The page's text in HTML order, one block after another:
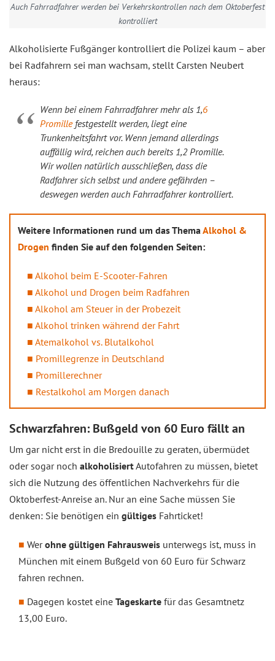
Auch Fahrradfahrer werden bei Verkehrskontrollen nach dem Oktoberfest
kontrolliert
Alkoholisierte Fußgänger kontrolliert die Polizei kaum – aber
bei Radfahrern sei man wachsam, stellt Carsten Neubert
heraus:
Wenn bei einem Fahrradfahrer mehr als 1,6
Promillefestgestellt werden, liegt eine
Trunkenheitsfahrt vor. Wenn jemand allerdings
auffällig wird, reichen auch bereits 1,2 Promille.
Wir wollen natürlich ausschließen, dass die
Radfahrer sich selbst und andere gefährden –
deswegen werden auch Fahrradfahrer kontrolliert.
Weitere Informationen rund um das ThemaAlkohol &
Drogen finden Sie auf den folgenden Seiten:
Alkohol beim E-Scooter-Fahren
Alkohol und Drogen beim Radfahren
Alkohol am Steuer in der Probezeit
Alkohol trinken während der Fahrt
Atemalkohol vs. Blutalkohol
Promillegrenze in Deutschland
Promillerechner
Restalkohol am Morgen danach
Schwarzfahren: Bußgeld von 60 Euro fällt an
Um gar nicht erst in die Bredouille zu geraten, übermüdet
oder sogar noch alkoholisiertAutofahren zu müssen, bietet
sich die Nutzung des öffentlichen Nachverkehrs für die
Oktoberfest-Anreise an. Nur an eine Sache müssen Sie
denken: Sie benötigen ein gültiges Fahrticket!
Werohne gültigen Fahrausweis unterwegs ist, muss in
München mit einem Bußgeld von 60 Euro für Schwarz
fahren rechnen.
Dagegen kostet eine Tageskarte für das Gesamtnetz
13,00 Euro.